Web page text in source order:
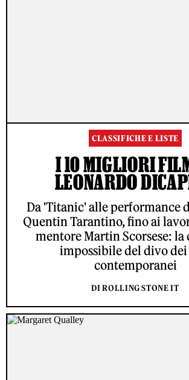
CLASSIFICHE E LISTE
I 10 MIGLIORI
LEONARDO
Da 'Titanic' alle performance
Quentin Tarantino, fino ai
mentore Martin Scorsese: la
impossibile del divo
contemporanei
DI ROLLING STONE IT